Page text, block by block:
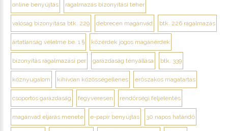
online benyújtás rágalmazás bizonyítási teher
valóság bizonyítása btk. 229 debrecen magánvád btk. 226 rágalmazás
ártatlanság vélelme be. 1 § közérdek jogos magánérdek
bizonyítás rágalmazási per garázdaság tényállása btk. 339
köznyugalom kihívóan közösségellenes erőszakos magatartás
csoportos garázdaság fegyveresen rendőrségi feljelentés
magánvád eljárás menete e-papír benyújtás 30 napos határidő